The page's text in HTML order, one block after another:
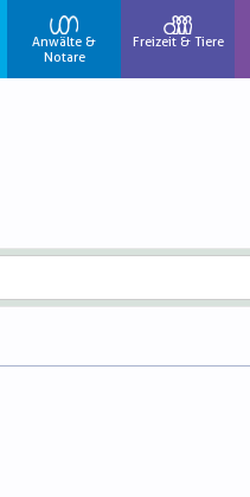
Anwälte &
Notare
Freizeit & Tiere